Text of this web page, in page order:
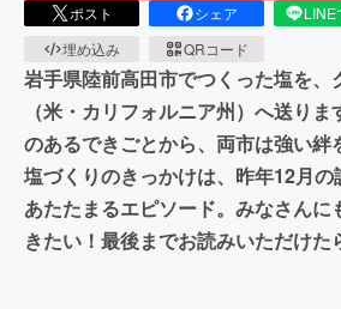
ポスト シェア LINE
埋め込み
QRコード
岩手県陸前高田市でつくった塩を、
（米・カリフォルニア州）へ送り
のあるできごとから、両市は強い絆
塩づくりのきっかけは、昨年12月
あたたまるエピソード。みなさんに
きたい！最後までお読みいただけた